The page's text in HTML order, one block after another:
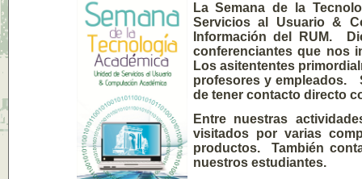
La Semana de la
Servicios al Usuario &
Información del RUM.
conferenciantes que nos
Los asitententes
profesores y empleados.
de tener contacto directo
Entre nuestras
visitados por varias
productos. También
nuestros estudiantes.